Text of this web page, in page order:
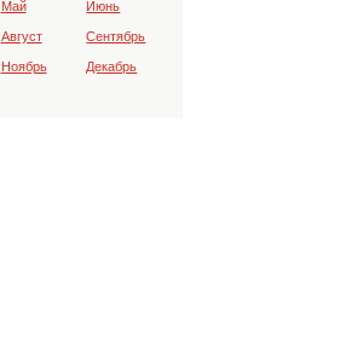
Май Июнь
Август Сентябрь
Ноябрь Декабрь